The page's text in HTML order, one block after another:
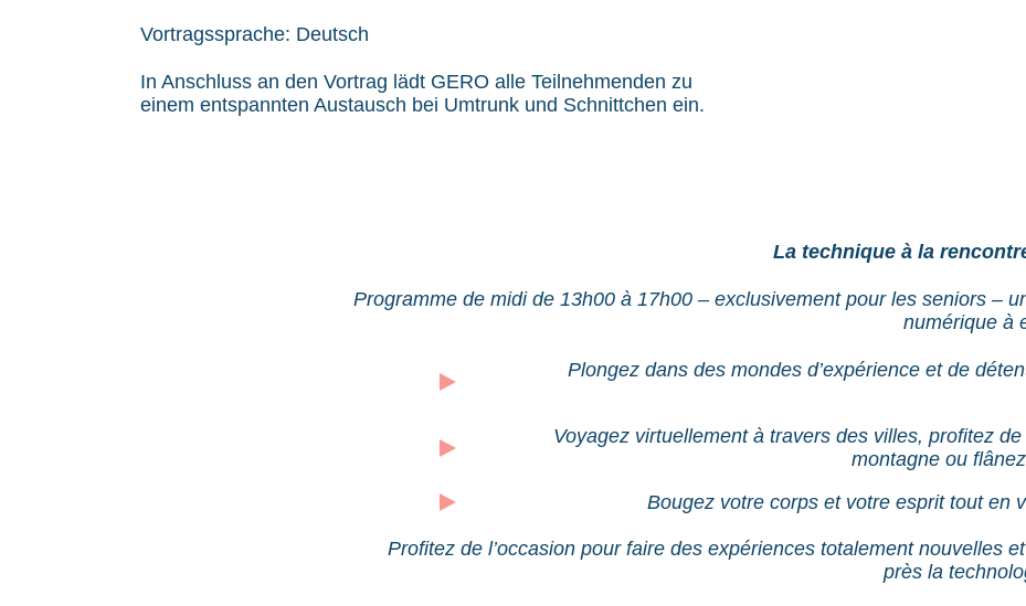
Vortragssprache: Deutsch
In Anschluss an den Vortrag lädt GERO alle Teilnehmenden zu
einem entspannten Austausch bei Umtrunk und Schnittchen ein.
La technique à la
Programme de midi de 13h00 à 17h00 – exclusivement pour les seniors –
numérique à
Plongez dans des mondes d’expérience et de
Voyagez virtuellement à travers des villes, profitez
montagne ou
Bougez votre corps et votre esprit tout en
Profitez de l’occasion pour faire des expériences totalement nouvelles
près la